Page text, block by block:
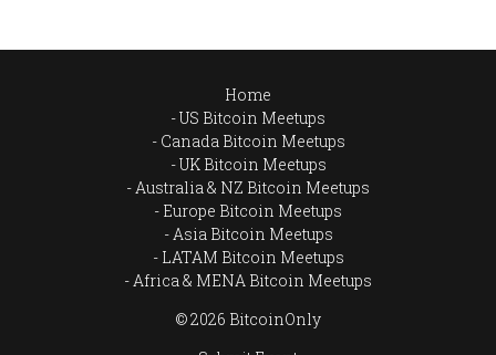
Home
US Bitcoin Meetups
Canada Bitcoin Meetups
UK Bitcoin Meetups
Australia & NZ Bitcoin Meetups
Europe Bitcoin Meetups
Asia Bitcoin Meetups
LATAM Bitcoin Meetups
Africa & MENA Bitcoin Meetups
© 2026 BitcoinOnly